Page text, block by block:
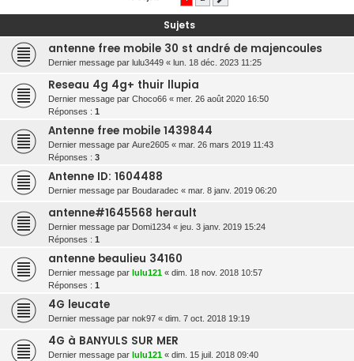
r
Sujets
antenne free mobile 30 st andré de majencoules
Dernier message par lulu3449 « lun. 18 déc. 2023 11:25
Reseau 4g 4g+ thuir llupia
Dernier message par Choco66 « mer. 26 août 2020 16:50
Réponses : 1
Antenne free mobile 1439844
Dernier message par Aure2605 « mar. 26 mars 2019 11:43
Réponses : 3
Antenne ID: 1604488
Dernier message par Boudaradec « mar. 8 janv. 2019 06:20
antenne#1645568 herault
Dernier message par Domi1234 « jeu. 3 janv. 2019 15:24
Réponses : 1
antenne beaulieu 34160
Dernier message par lulu121 « dim. 18 nov. 2018 10:57
Réponses : 1
4G leucate
Dernier message par nok97 « dim. 7 oct. 2018 19:19
4G à BANYULS SUR MER
Dernier message par lulu121 « dim. 15 juil. 2018 09:40